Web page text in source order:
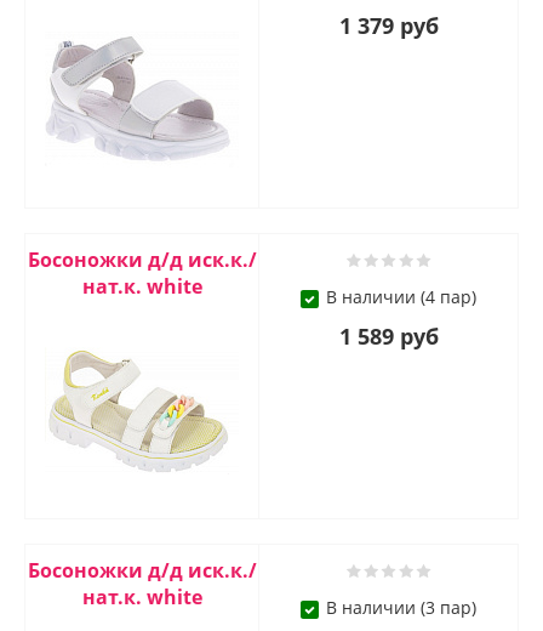
1 379 руб
Босоножки д/д иск.к./
нат.к. white
В наличии (4 пар)
1 589 руб
Босоножки д/д иск.к./
нат.к. white
В наличии (3 пар)